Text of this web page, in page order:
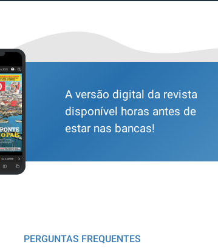
A versão digital da revista
disponível horas antes de
estar nas bancas!
PERGUNTAS FREQUENTES